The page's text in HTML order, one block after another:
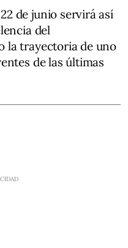
de junio servirá así
del
la trayectoria de uno
de las últimas